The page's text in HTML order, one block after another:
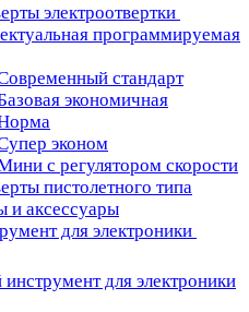
электроотвертки
программируемая
стандарт
экономичная
эконом
с регулятором скорости
пистолетного типа
и аксессуары
для электроники
для электроники